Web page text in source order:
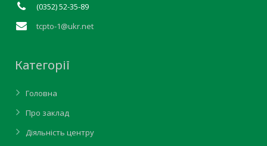
(0352) 52-35-89
tcpto-1@ukr.net
Категорії
Головна
Про заклад
Діяльність центру